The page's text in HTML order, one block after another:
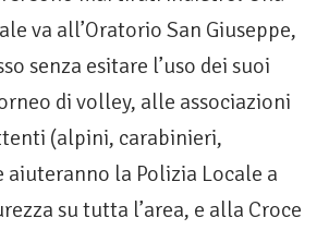
va all’Oratorio San Giuseppe,
senza esitare l’uso dei suoi
di volley, alle associazioni
(alpini, carabinieri,
aiuteranno la Polizia Locale a
su tutta l’area, e alla Croce